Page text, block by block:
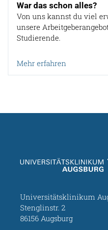
War das schon alles?
Von uns kannst du viel
unsere
Studierende.
Mehr erfahren
Universitätsklinikum
Stenglinstr. 2
86156 Augsburg